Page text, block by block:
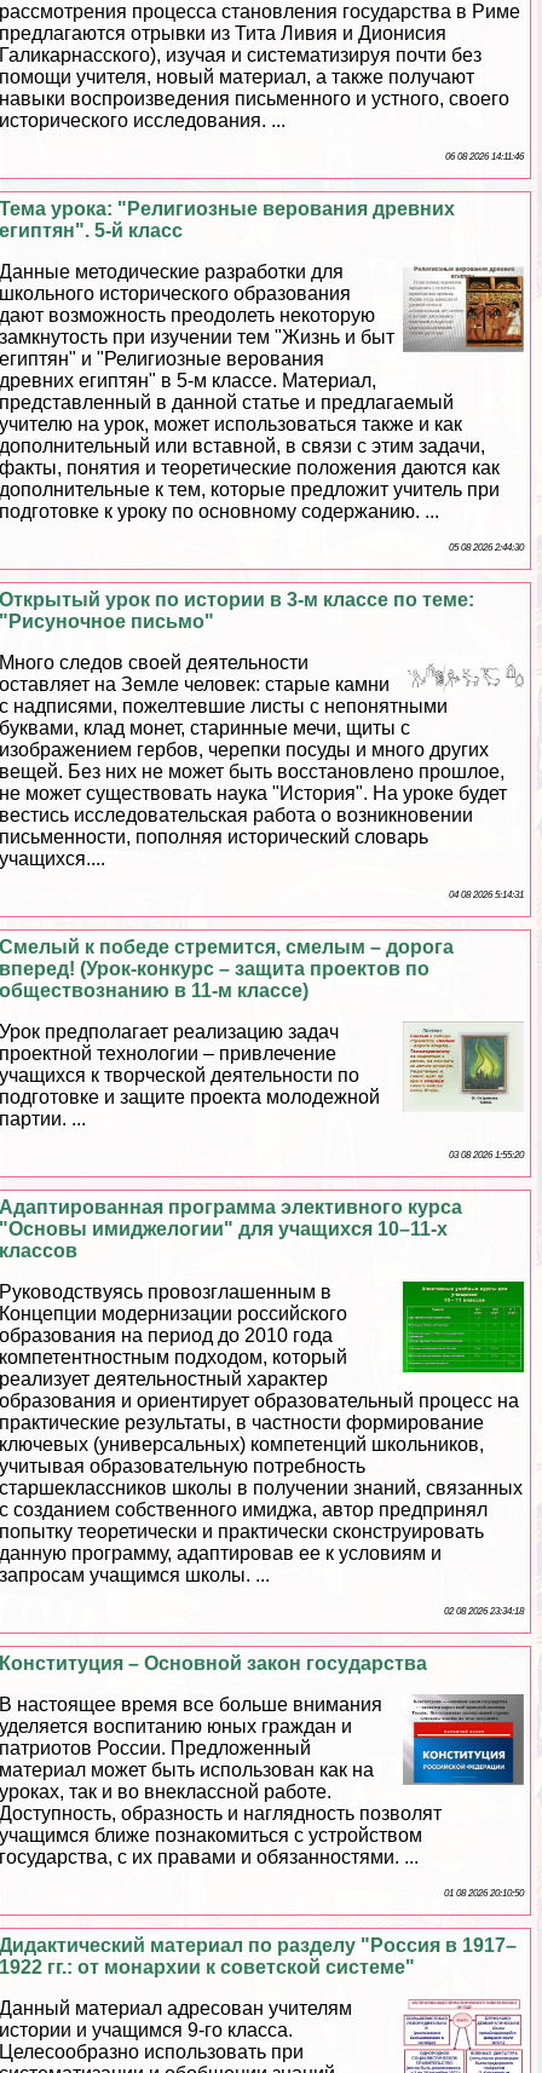
рассмотрения процесса становления государства в Риме
предлагаются отрывки из Тита Ливия и Дионисия
Галикарнасского), изучая и систематизируя почти без
помощи учителя, новый материал, а также получают
навыки воспроизведения письменного и устного, своего
исторического исследования. ...
06 08 2026 14:11:46
Тема урока: "Религиозные верования древних
египтян". 5-й класс
Данные методические разработки для
школьного исторического образования
дают возможность преодолеть некоторую
замкнутость при изучении тем "Жизнь и быт
египтян" и "Религиозные верования
древних египтян" в 5-м классе. Материал,
представленный в данной статье и предлагаемый
учителю на урок, может использоваться также и как
дополнительный или вставной, в связи с этим задачи,
факты, понятия и теоретические положения даются как
дополнительные к тем, которые предложит учитель при
подготовке к уроку по основному содержанию. ...
05 08 2026 2:44:30
Открытый урок по истории в 3-м классе по теме:
"Рисуночное письмо"
Много следов своей деятельности
оставляет на Земле человек: старые камни
с надписями, пожелтевшие листы с непонятными
буквами, клад монет, старинные мечи, щиты с
изображением гербов, черепки посуды и много других
вещей. Без них не может быть восстановлено прошлое,
не может существовать наука "История". На уроке будет
вестись исследовательская работа о возникновении
письменности, пополняя исторический словарь
учащихся....
04 08 2026 5:14:31
Смелый к победе стремится, смелым – дорога
вперед! (Урок-конкурс – защита проектов по
обществознанию в 11-м классе)
Урок предполагает реализацию задач
проектной технологии – привлечение
учащихся к творческой деятельности по
подготовке и защите проекта молодежной
партии. ...
03 08 2026 1:55:20
Адаптированная программа элективного курса
"Основы имиджелогии" для учащихся 10–11-х
классов
Руководствуясь провозглашенным в
Концепции модернизации российского
образования на период до 2010 года
компетентностным подходом, который
реализует деятельностный хаpaктер
образования и ориентирует образовательный процесс на
пpaктические результаты, в частности формирование
ключевых (универсальных) компетенций школьников,
учитывая образовательную потребность
старшеклассников школы в получении знаний, связанных
с созданием собственного имиджа, автор предпринял
попытку теоретически и пpaктически сконструировать
данную программу, адаптировав ее к условиям и
запросам учащимся школы. ...
02 08 2026 23:34:18
Конституция – Основной закон государства
В настоящее время все больше внимания
уделяется воспитанию юных граждан и
патриотов России. Предложенный
материал может быть использован как на
уроках, так и во внеклассной работе.
Доступность, образность и наглядность позволят
учащимся ближе познакомиться с устройством
государства, с их правами и обязанностями. ...
01 08 2026 20:10:50
Дидактический материал по разделу "Россия в 1917–
1922 гг.: от монархии к советской системе"
Данный материал адресован учителям
истории и учащимся 9-го класса.
Целесообразно использовать при